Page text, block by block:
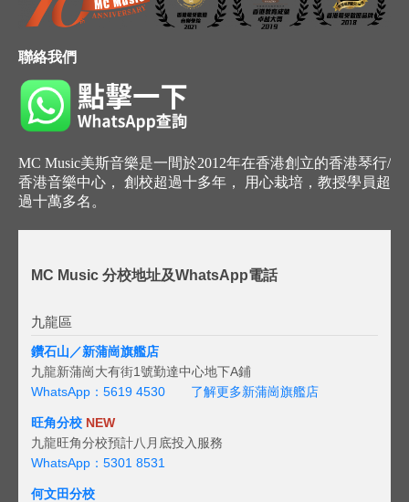
聯絡我們
MC Music美斯音樂是一間於2012年在香港創立的香港琴行/
香港音樂中心， 創校超過十多年， 用心栽培，教授學員超
過十萬多名。
MC Music 分校地址及WhatsApp電話
九龍區
鑽石山／新蒲崗旗艦店
九龍新蒲崗大有街1號勤達中心地下A鋪
WhatsApp：5619 4530
了解更多新蒲崗旗艦店
旺角分校 NEW
九龍旺角分校預計八月底投入服務
WhatsApp：5301 8531
何文田分校